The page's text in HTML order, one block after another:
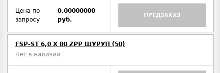
Цена по
запросу
0.00000000
руб.
ПРЕДЗАКАЗ
FSP-ST 6,0 X 80 ZPP ШУРУП (50)
Нет в наличии